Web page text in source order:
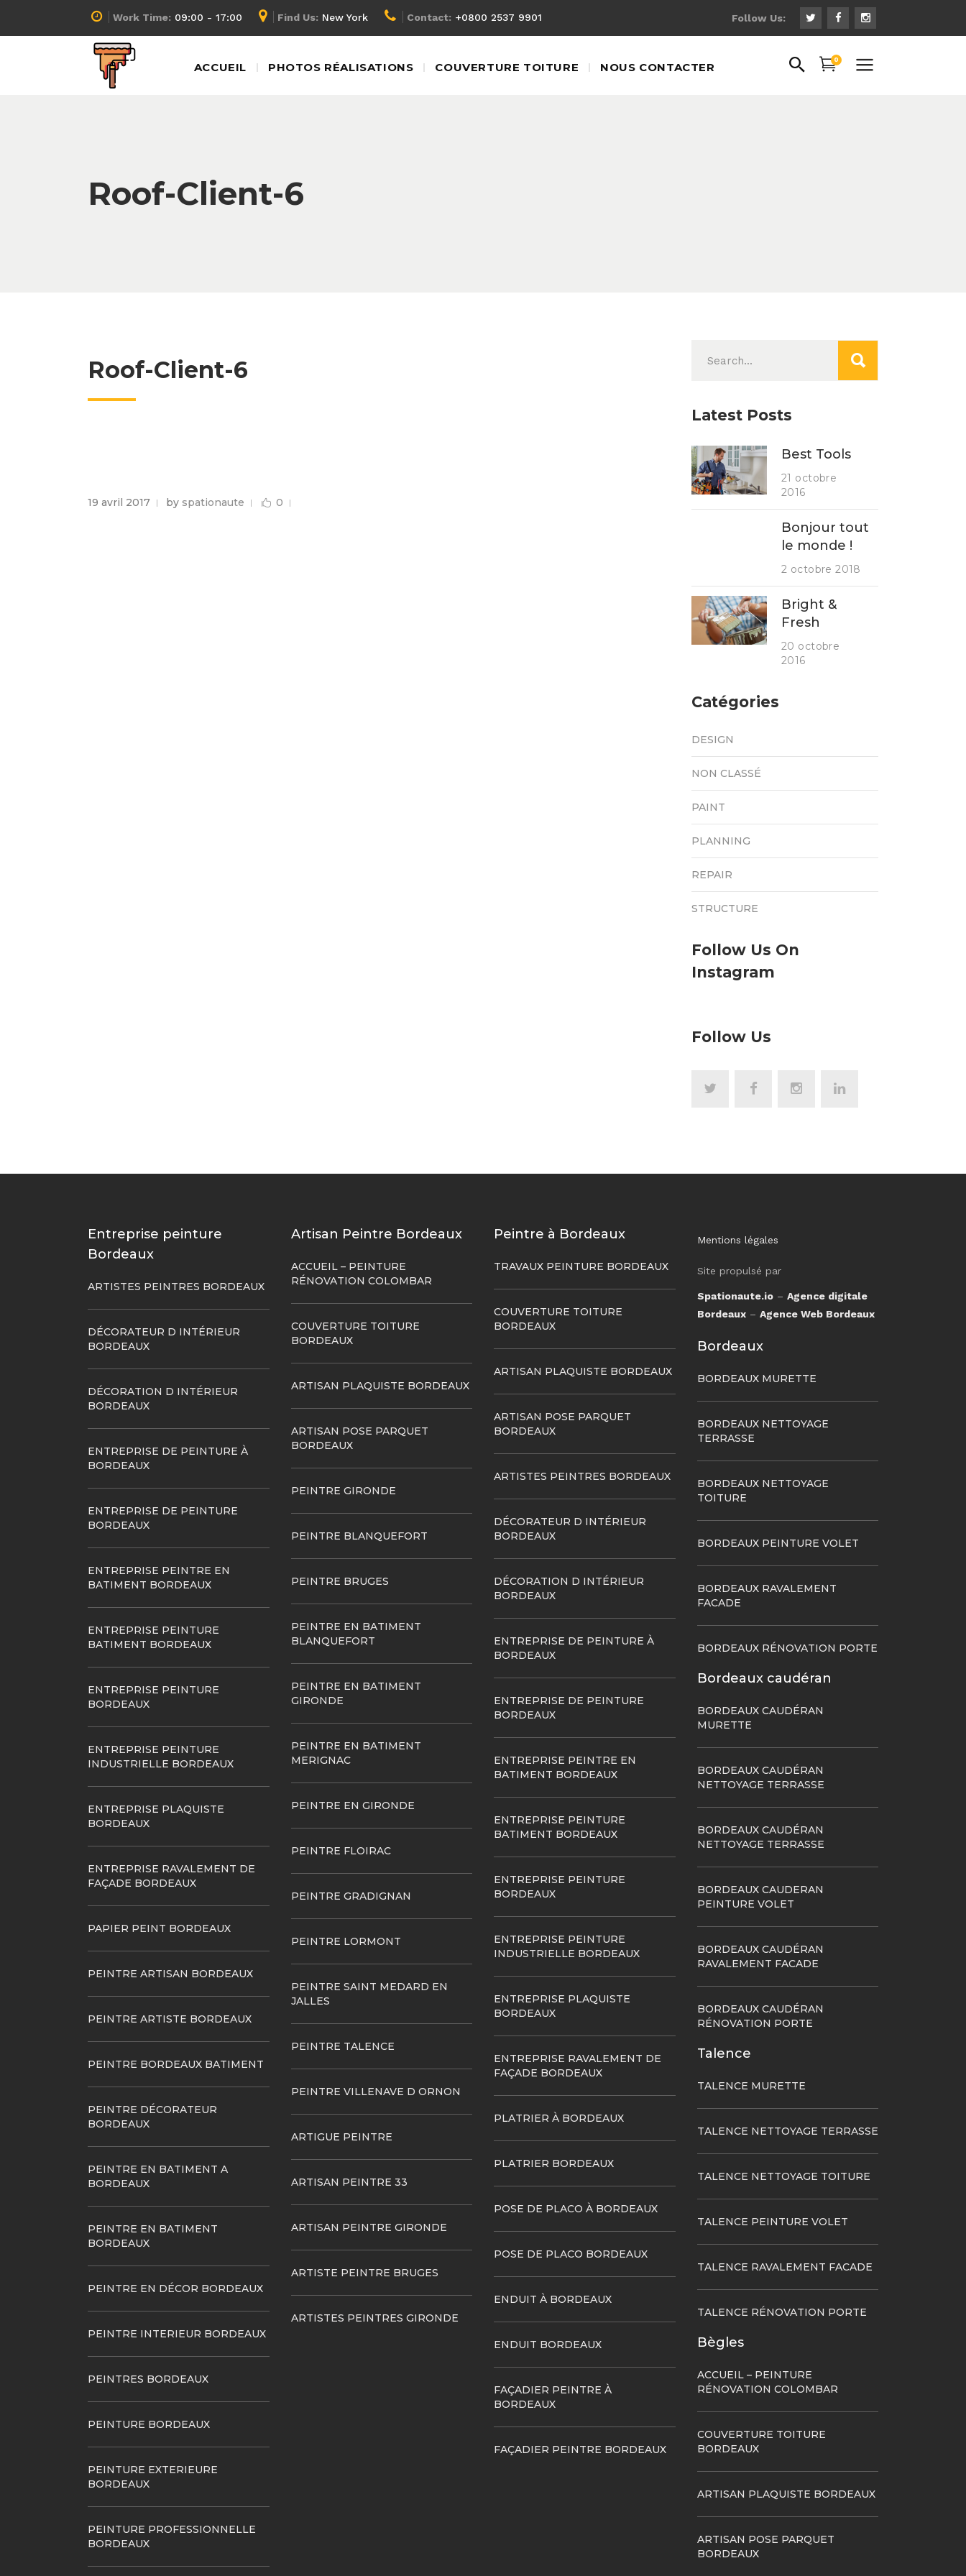
Work Time: 09:00 - 17:00 Find Us: New York Contact: +0800 2537 9901 Follow Us:
ACCUEIL PHOTOS RÉALISATIONS COUVERTURE TOITURE NOUS CONTACTER
0
Roof-Client-6
Roof-Client-6
19 avril 2017 by spationaute 0
for:
Latest Posts
Best Tools
21 octobre
2016
Bonjour tout
le monde !
2 octobre 2018
Bright &
Fresh
20 octobre
2016
Catégories
DESIGN
NON CLASSÉ
PAINT
PLANNING
REPAIR
STRUCTURE
Follow Us On
Instagram
Follow Us
Entreprise peinture
Bordeaux
ARTISTES PEINTRES BORDEAUX
DÉCORATEUR D INTÉRIEUR
BORDEAUX
DÉCORATION D INTÉRIEUR
BORDEAUX
ENTREPRISE DE PEINTURE À
BORDEAUX
ENTREPRISE DE PEINTURE
BORDEAUX
ENTREPRISE PEINTRE EN
BATIMENT BORDEAUX
ENTREPRISE PEINTURE
BATIMENT BORDEAUX
ENTREPRISE PEINTURE
BORDEAUX
ENTREPRISE PEINTURE
INDUSTRIELLE BORDEAUX
ENTREPRISE PLAQUISTE
BORDEAUX
ENTREPRISE RAVALEMENT DE
FAÇADE BORDEAUX
PAPIER PEINT BORDEAUX
PEINTRE ARTISAN BORDEAUX
PEINTRE ARTISTE BORDEAUX
PEINTRE BORDEAUX BATIMENT
PEINTRE DÉCORATEUR
BORDEAUX
PEINTRE EN BATIMENT A
BORDEAUX
PEINTRE EN BATIMENT
BORDEAUX
PEINTRE EN DÉCOR BORDEAUX
PEINTRE INTERIEUR BORDEAUX
PEINTRES BORDEAUX
PEINTURE BORDEAUX
PEINTURE EXTERIEURE
BORDEAUX
PEINTURE PROFESSIONNELLE
BORDEAUX
Artisan Peintre Bordeaux
ACCUEIL – PEINTURE
RÉNOVATION COLOMBAR
COUVERTURE TOITURE
BORDEAUX
ARTISAN PLAQUISTE BORDEAUX
ARTISAN POSE PARQUET
BORDEAUX
PEINTRE GIRONDE
PEINTRE BLANQUEFORT
PEINTRE BRUGES
PEINTRE EN BATIMENT
BLANQUEFORT
PEINTRE EN BATIMENT
GIRONDE
PEINTRE EN BATIMENT
MERIGNAC
PEINTRE EN GIRONDE
PEINTRE FLOIRAC
PEINTRE GRADIGNAN
PEINTRE LORMONT
PEINTRE SAINT MEDARD EN
JALLES
PEINTRE TALENCE
PEINTRE VILLENAVE D ORNON
ARTIGUE PEINTRE
ARTISAN PEINTRE 33
ARTISAN PEINTRE GIRONDE
ARTISTE PEINTRE BRUGES
ARTISTES PEINTRES GIRONDE
Peintre à Bordeaux
TRAVAUX PEINTURE BORDEAUX
COUVERTURE TOITURE
BORDEAUX
ARTISAN PLAQUISTE BORDEAUX
ARTISAN POSE PARQUET
BORDEAUX
ARTISTES PEINTRES BORDEAUX
DÉCORATEUR D INTÉRIEUR
BORDEAUX
DÉCORATION D INTÉRIEUR
BORDEAUX
ENTREPRISE DE PEINTURE À
BORDEAUX
ENTREPRISE DE PEINTURE
BORDEAUX
ENTREPRISE PEINTRE EN
BATIMENT BORDEAUX
ENTREPRISE PEINTURE
BATIMENT BORDEAUX
ENTREPRISE PEINTURE
BORDEAUX
ENTREPRISE PEINTURE
INDUSTRIELLE BORDEAUX
ENTREPRISE PLAQUISTE
BORDEAUX
ENTREPRISE RAVALEMENT DE
FAÇADE BORDEAUX
PLATRIER À BORDEAUX
PLATRIER BORDEAUX
POSE DE PLACO À BORDEAUX
POSE DE PLACO BORDEAUX
ENDUIT À BORDEAUX
ENDUIT BORDEAUX
FAÇADIER PEINTRE À
BORDEAUX
FAÇADIER PEINTRE BORDEAUX
Mentions légales
Site propulsé par
Spationaute.io– Agence digitale
Bordeaux– Agence Web Bordeaux
Bordeaux
BORDEAUX MURETTE
BORDEAUX NETTOYAGE
TERRASSE
BORDEAUX NETTOYAGE
TOITURE
BORDEAUX PEINTURE VOLET
BORDEAUX RAVALEMENT
FACADE
BORDEAUX RÉNOVATION PORTE
Bordeaux caudéran
BORDEAUX CAUDÉRAN
MURETTE
BORDEAUX CAUDÉRAN
NETTOYAGE TERRASSE
BORDEAUX CAUDÉRAN
NETTOYAGE TERRASSE
BORDEAUX CAUDERAN
PEINTURE VOLET
BORDEAUX CAUDÉRAN
RAVALEMENT FACADE
BORDEAUX CAUDÉRAN
RÉNOVATION PORTE
Talence
TALENCE MURETTE
TALENCE NETTOYAGE TERRASSE
TALENCE NETTOYAGE TOITURE
TALENCE PEINTURE VOLET
TALENCE RAVALEMENT FACADE
TALENCE RÉNOVATION PORTE
Bègles
ACCUEIL – PEINTURE
RÉNOVATION COLOMBAR
COUVERTURE TOITURE
BORDEAUX
ARTISAN PLAQUISTE BORDEAUX
ARTISAN POSE PARQUET
BORDEAUX